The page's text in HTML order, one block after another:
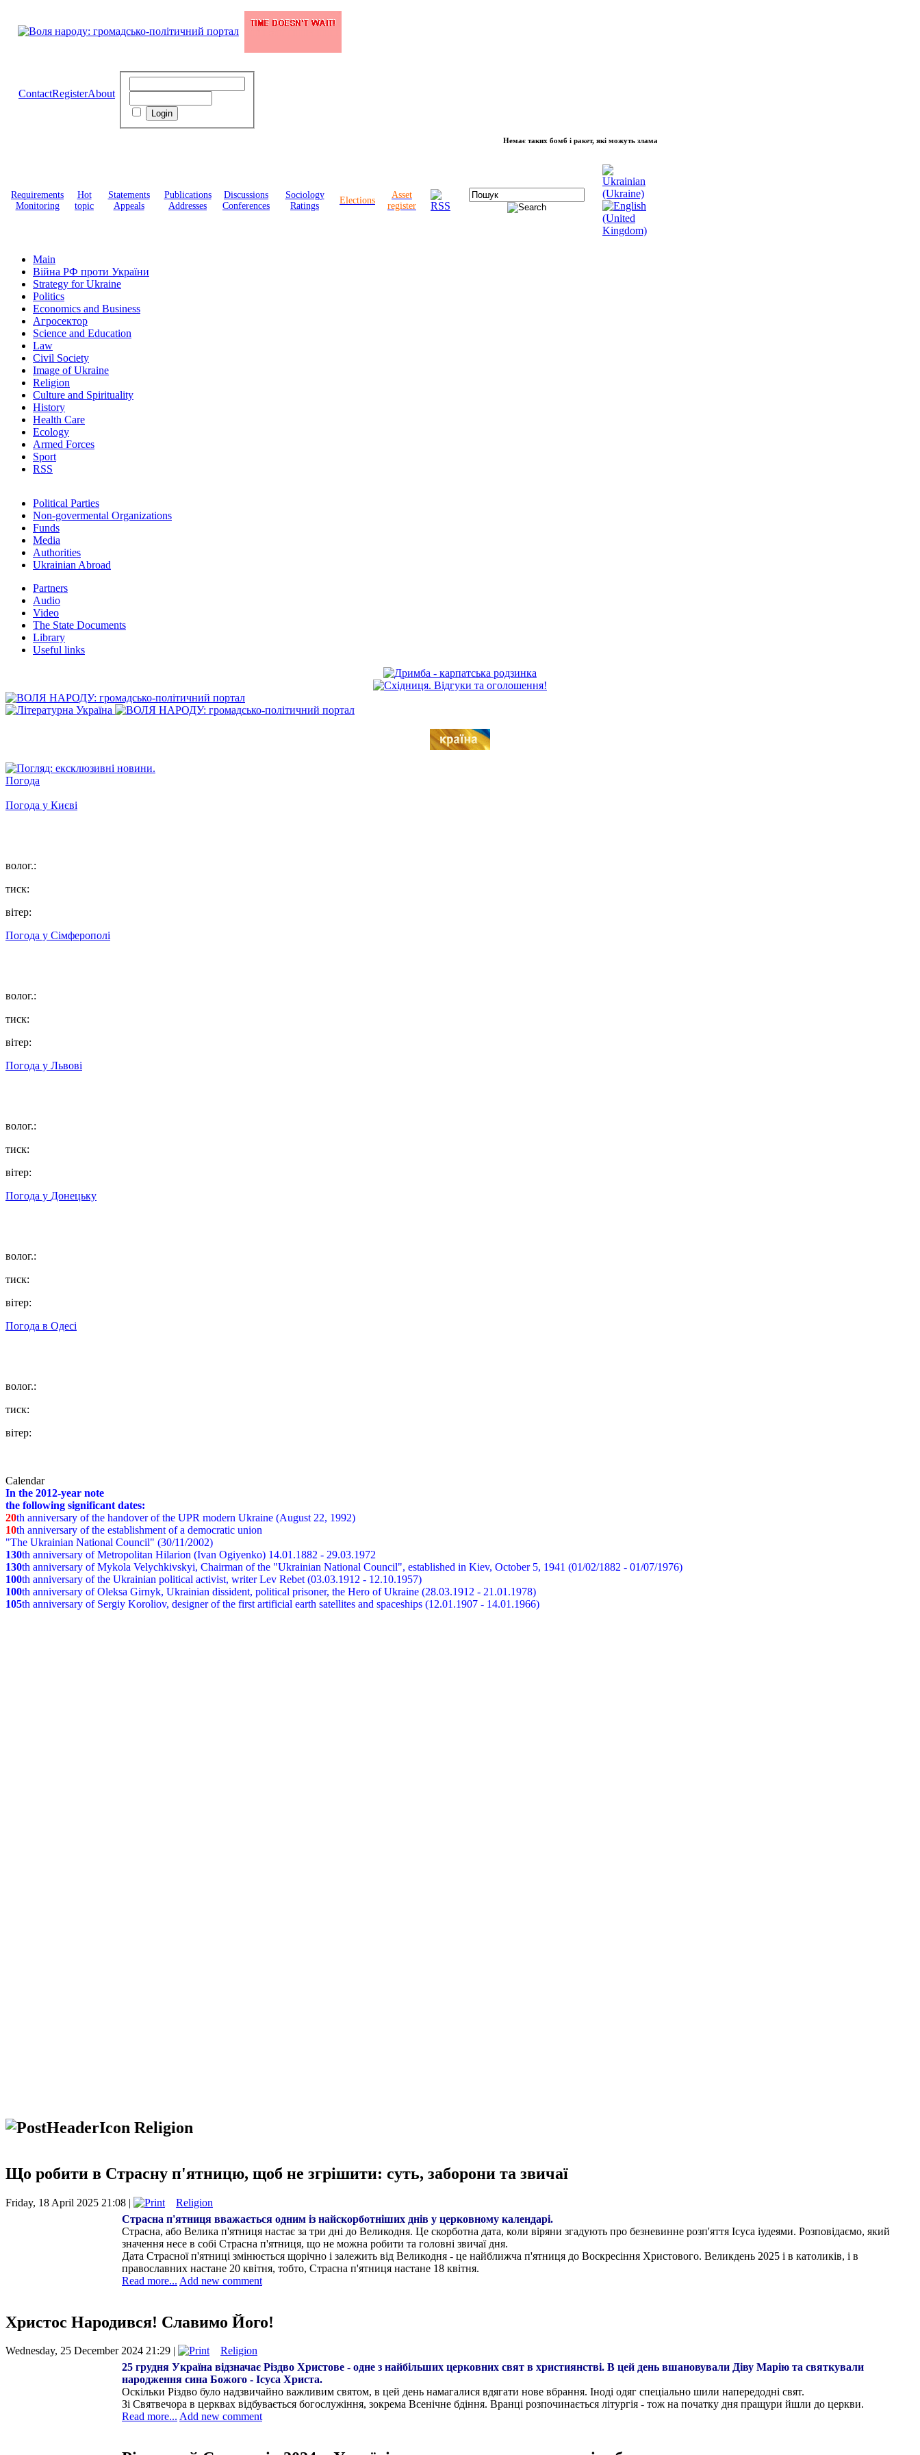
ContactRegisterAbout
Немає таких бомб і ракет, які можуть зламати волю народу, - Президент України Володимир Зеленський
Requirements
Monitoring
Hot
topic
Statements
Appeals
Publications
Addresses
Discussions
Conferences
Sociology
Ratings
Elections
Asset
register
Main
Війна РФ проти України
Strategy for Ukraine
Politics
Economics and Business
Агросектор
Science and Education
Law
Civil Society
Image of Ukraine
Religion
Culture and Spirituality
History
Health Care
Ecology
Armed Forces
Sport
RSS
Political Parties
Non-govermental Organizations
Funds
Мedia
Authorities
Ukrainian Abroad
Partners
Audio
Video
The State Documents
Library
Useful links
Погода
Погода у Києві
волог.:
тиск:
вітер:
Погода у Сімферополі
волог.:
тиск:
вітер:
Погода у Львові
волог.:
тиск:
вітер:
Погода у Донецьку
волог.:
тиск:
вітер:
Погода в Одесі
волог.:
тиск:
вітер:
Calendar
In the 2012-year note
the following significant dates:
20th anniversary of the handover of the UPR modern Ukraine (August 22, 1992)
10th anniversary of the establishment of a democratic union
"The Ukrainian National Council" (30/11/2002)
130th anniversary of Metropolitan Hilarion (Ivan Ogiyenko) 14.01.1882 - 29.03.1972
130th anniversary of Mykola Velychkivskyi, Chairman of the "Ukrainian National Council", established in Kiev, October 5, 1941 (01/02/1882 - 01/07/1976)
100th anniversary of the Ukrainian political activist, writer Lev Rebet (03.03.1912 - 12.10.1957)
100th anniversary of Oleksa Girnyk, Ukrainian dissident, political prisoner, the Hero of Ukraine (28.03.1912 - 21.01.1978)
105th anniversary of Sergiy Koroliov, designer of the first artificial earth satellites and spaceships (12.01.1907 - 14.01.1966)
Religion
Що робити в Страсну п'ятницю, щоб не згрішити: суть, заборони та звичаї
Friday, 18 April 2025 21:08 |
Religion
Страсна п'ятниця вважається одним із найскорботніших днів у церковному календарі.
Страсна, або Велика п'ятниця настає за три дні до Великодня. Це скорботна дата, коли віряни згадують про безневинне розп'яття Ісуса іудеями. Розповідаємо, який
значення несе в собі Страсна п'ятниця, що не можна робити та головні звичаї дня.
Дата Страсної п'ятниці змінюється щорічно і залежить від Великодня - це найближча п'ятниця до Воскресіння Христового. Великдень 2025 і в католиків, і в
православних настане 20 квітня, тобто, Страсна п'ятниця настане 18 квітня.
Read more... Add new comment
Христос Народився! Славимо Його!
Wednesday, 25 December 2024 21:29 |
Religion
25 грудня Україна відзначає Різдво Христове - одне з найбільших церковних свят в християнстві. В цей день вшановували Діву Марію та святкували
народження сина Божого - Ісуса Христа.
Оскільки Різдво було надзвичайно важливим святом, в цей день намагалися вдягати нове вбрання. Іноді одяг спеціально шили напередодні свят.
Зі Святвечора в церквах відбувається богослужіння, зокрема Всенічне бдіння. Вранці розпочинається літургія - тож на початку дня пращури йшли до церкви.
Read more... Add new comment